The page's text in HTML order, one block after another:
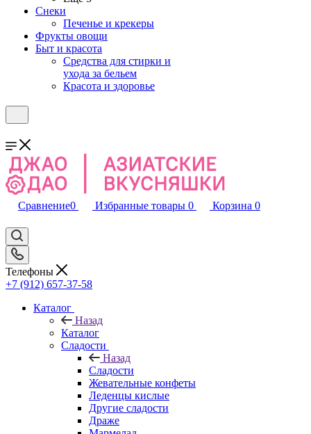
Снеки
Печенье и крекеры
Фрукты овощи
Быт и красота
Средства для стирки и
ухода за бельем
Красота и здоровье
Сравнение0 Избранные товары 0 Корзина 0
Телефоны
+7 (912) 657-37-58
Каталог
Назад
Каталог
Сладости
Назад
Сладости
Жевательные конфеты
Леденцы кислые
Другие сладости
Драже